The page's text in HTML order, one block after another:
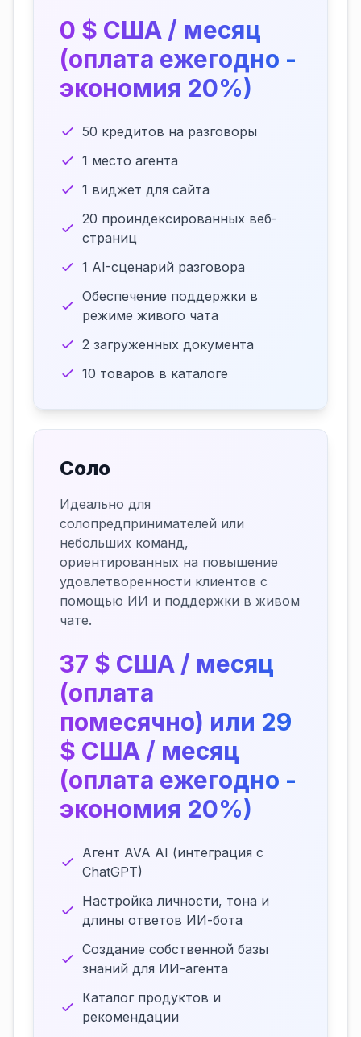
0 $ США / месяц
(оплата ежегодно -
экономия 20%)
50 кредитов на разговоры
1 место агента
1 виджет для сайта
20 проиндексированных веб-
страниц
1 AI-сценарий разговора
Обеспечение поддержки в
режиме живого чата
2 загруженных документа
10 товаров в каталоге
Соло
Идеально для
солопредпринимателей или
небольших команд,
ориентированных на повышение
удовлетворенности клиентов с
помощью ИИ и поддержки в живом
чате.
37 $ США / месяц
(оплата
помесячно) или 29
$ США / месяц
(оплата ежегодно -
экономия 20%)
Агент AVA AI (интеграция с
ChatGPT)
Настройка личности, тона и
длины ответов ИИ-бота
Создание собственной базы
знаний для ИИ-агента
Каталог продуктов и
рекомендации